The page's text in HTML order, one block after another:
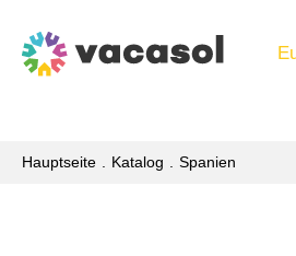
Hauptseite Katalog Spanien